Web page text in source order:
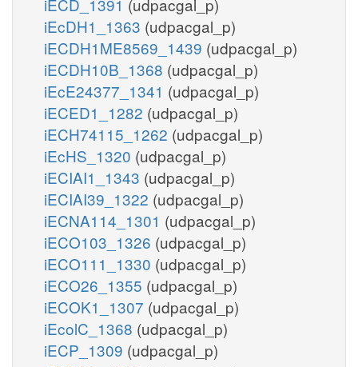
iEcDH1_1363 (udpacgal_p)
iECDH1ME8569_1439 (udpacgal_p)
iECDH10B_1368 (udpacgal_p)
iEcE24377_1341 (udpacgal_p)
iECED1_1282 (udpacgal_p)
iECH74115_1262 (udpacgal_p)
iEcHS_1320 (udpacgal_p)
iECIAI1_1343 (udpacgal_p)
iECIAI39_1322 (udpacgal_p)
iECNA114_1301 (udpacgal_p)
iECO103_1326 (udpacgal_p)
iECO111_1330 (udpacgal_p)
iECO26_1355 (udpacgal_p)
iECOK1_1307 (udpacgal_p)
iEcolC_1368 (udpacgal_p)
iECP_1309 (udpacgal_p)